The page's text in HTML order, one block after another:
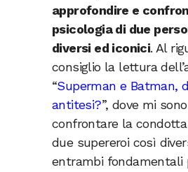
approfondire e
psicologia di due
diversi ed iconici. Al
consiglio la lettura
“Superman e Batman,
antitesi?”, dove mi
confrontare la
due supereroi così
entrambi fondamentali